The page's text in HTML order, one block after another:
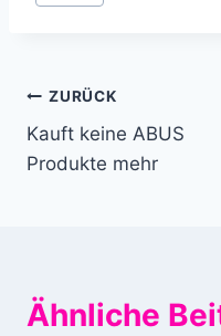
ZURÜCK
Kauft keine ABUS
Produkte mehr
Ähnliche